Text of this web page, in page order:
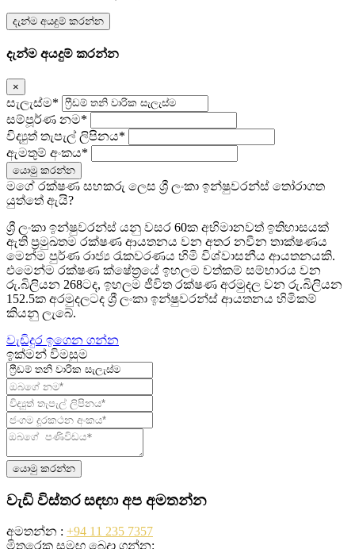
දැන්ම අයදුම් කරන්න
දැන්ම අයදුම් කරන්න
×
සැලැස්ම*
සම්පූර්ණ නම*
විද්‍යුත් තැපැල් ලිපිනය*
ඇමතුම් අංකය*
යොමු කරන්න
මගේ රක්ෂණ සහකරු ලෙස ශ්‍රී ලංකා ඉන්ෂුවරන්ස් තෝරාගත
යුත්තේ ඇයි?
ශ්‍රී ලංකා ඉන්ෂුවරන්ස් යනු වසර 60ක අභිමානවත් ඉතිහාසයක්
ඇති ප්‍රමුඛතම රක්ෂණ ආයතනය වන අතර නවීන තාක්ෂණය
මෙන්ම පුර්ණ රාජ්‍ය රැකවරණය හිමි විශ්වාසනීය ආයතනයකි.
එමෙන්ම රක්ෂණ ක්ෂේත්‍රයේ ඉහලම වත්කම් සම්භාරය වන
රු.බිලියන 268ටද, ඉහලම ජීවිත රක්ෂණ අරමුදල වන රු.බිලියන
152.5ක අරමුදලටද ශ්‍රී ලංකා ඉන්ෂුවරන්ස් ආයතනය හිමිකම්
කියනු ලැබේ.
වැඩිදුර ඉගෙන ගන්න
ඉක්මන් විමසුම
යොමු කරන්න
වැඩි විස්තර සඳහා අප අමතන්න
අමතන්න : +94 11 235 7357
මිතුරෙකු සමඟ බෙදා ගන්න: